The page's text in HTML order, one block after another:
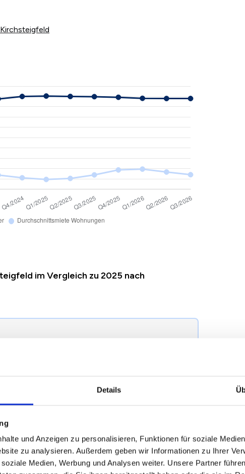
Details
und Anzeigen zu personalisieren, Funktionen für soziale
zu analysieren. Außerdem geben wir Informationen zu Ihrer
Medien, Werbung und Analysen weiter. Unsere Partner
im Vergleich zu 2025 nach
einer Mieterhöhung nach § 558 BGB
9,52 € +0,30 €